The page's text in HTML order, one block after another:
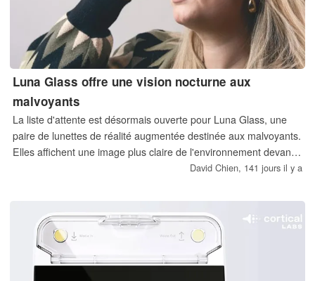
Luna Glass offre une vision nocturne aux
malvoyants
La liste d'attente est désormais ouverte pour Luna Glass, une
paire de lunettes de réalité augmentée destinée aux malvoyants.
Elles affichent une image plus claire de l'environnement devant
les yeux du porteur, améliorant ainsi sa capacité à voir dans
David Chien, 141 jours il y a